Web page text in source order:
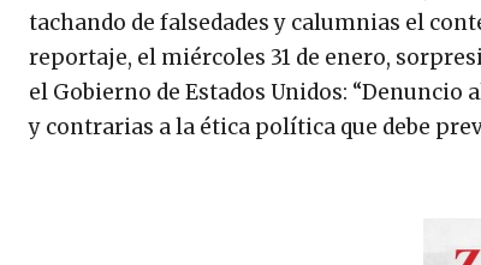
tachando de falsedades y calumnias el
reportaje, el miércoles 31 de enero,
el Gobierno de Estados Unidos:
y contrarias a la ética política que debe